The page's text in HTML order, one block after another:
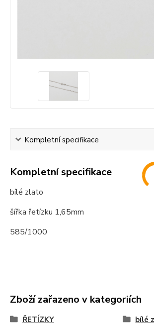
Kompletní specifikace
Kompletní specifikace
bílé zlato
šířka řetízku 1,65mm
585/1000
Zboží zařazeno v kategoriích
ŘETÍZKY bílé